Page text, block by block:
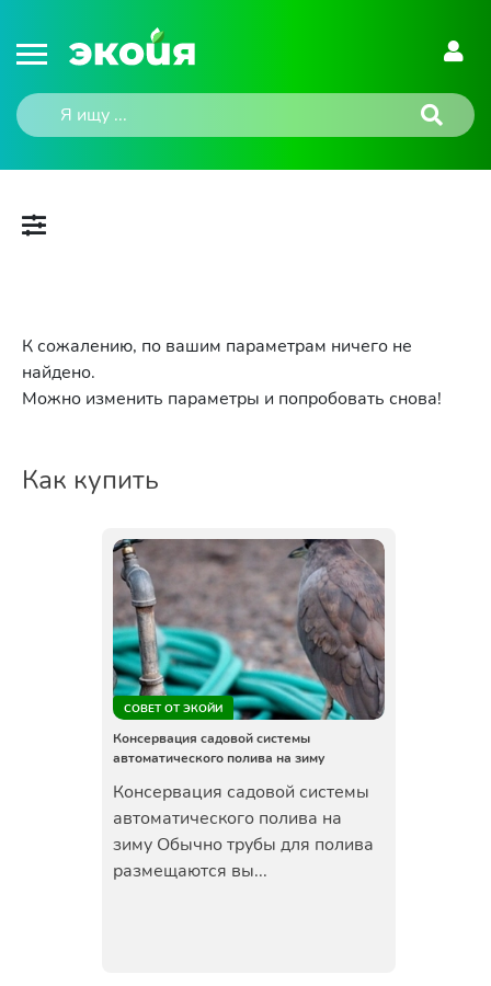
К сожалению, по вашим параметрам ничего не
найдено.
Можно изменить параметры и попробовать снова!
Как купить
СОВЕТ ОТ ЭКОЙИ
Консервация садовой системы
автоматического полива на зиму
Консервация садовой системы
автоматического полива на
зиму Обычно трубы для полива
размещаются вы...